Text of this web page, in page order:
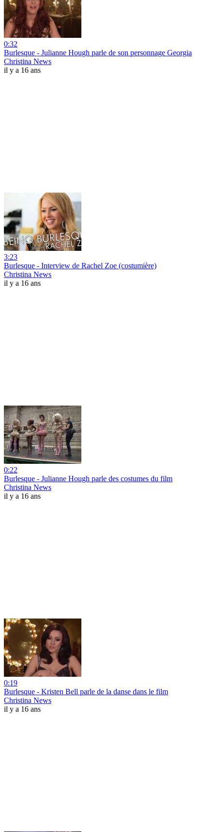
0:32
Burlesque - Julianne Hough parle de son personnage Georgia
Christina News
il y a 16 ans
3:23
Burlesque - Interview de Rachel Zoe (costumière)
Christina News
il y a 16 ans
0:22
Burlesque - Julianne Hough parle des costumes du film
Christina News
il y a 16 ans
0:19
Burlesque - Kristen Bell parle de la danse dans le film
Christina News
il y a 16 ans